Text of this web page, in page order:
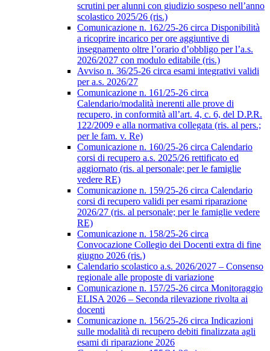
scrutini per alunni con giudizio sospeso nell’anno
scolastico 2025/26 (ris.)
Comunicazione n. 162/25-26 circa Disponibilità
a ricoprire incarico per ore aggiuntive di
insegnamento oltre l’orario d’obbligo per l’a.s.
2026/2027 con modulo editabile (ris.)
Avviso n. 36/25-26 circa esami integrativi validi
per a.s. 2026/27
Comunicazione n. 161/25-26 circa
Calendario/modalità inerenti alle prove di
recupero, in conformità all’art. 4, c. 6, del D.P.R.
122/2009 e alla normativa collegata (ris. al pers.;
per le fam. v. Re)
Comunicazione n. 160/25-26 circa Calendario
corsi di recupero a.s. 2025/26 rettificato ed
aggiornato (ris. al personale; per le famiglie
vedere RE)
Comunicazione n. 159/25-26 circa Calendario
corsi di recupero validi per esami riparazione
2026/27 (ris. al personale; per le famiglie vedere
RE)
Comunicazione n. 158/25-26 circa
Convocazione Collegio dei Docenti extra di fine
giugno 2026 (ris.)
Calendario scolastico a.s. 2026/2027 – Consenso
regionale alle proposte di variazione
Comunicazione n. 157/25-26 circa Monitoraggio
ELISA 2026 – Seconda rilevazione rivolta ai
docenti
Comunicazione n. 156/25-26 circa Indicazioni
sulle modalità di recupero debiti finalizzata agli
esami di riparazione 2026